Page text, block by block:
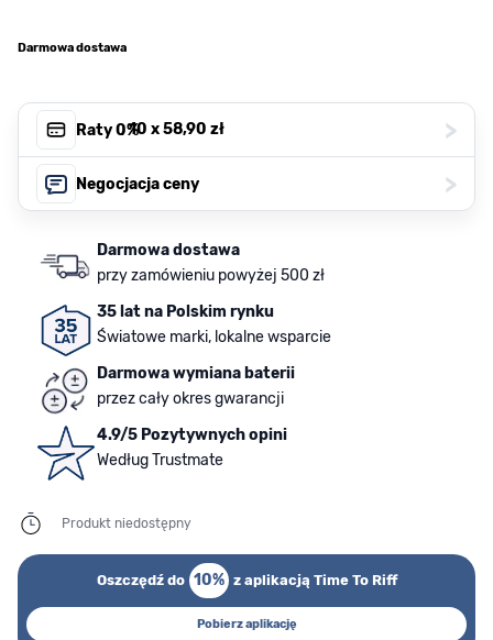
Darmowa dostawa
Raty 0%, 10 x58,90 zł >
Negocjacja ceny >
Darmowa dostawa
przy zamówieniu powyżej 500 zł
35 lat na Polskim rynku
Światowe marki, lokalne wsparcie
Darmowa wymiana baterii
przez cały okres gwarancji
4.9/5 Pozytywnych opini
Według Trustmate
Produkt niedostępny
Oszczędź do 10% z aplikacją Time To Riff
Pobierz aplikację